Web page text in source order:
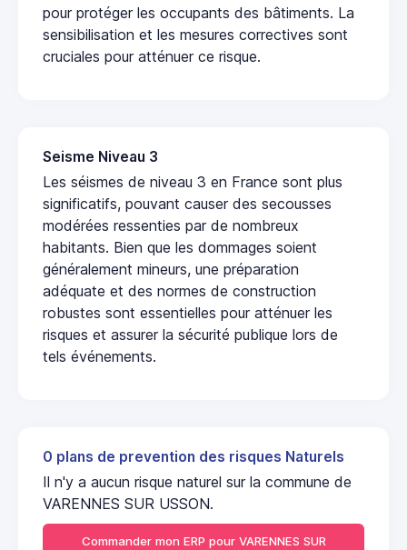
pour protéger les occupants des bâtiments. La
sensibilisation et les mesures correctives sont
cruciales pour atténuer ce risque.
Seisme Niveau 3
Les séismes de niveau 3 en France sont plus
significatifs, pouvant causer des secousses
modérées ressenties par de nombreux
habitants. Bien que les dommages soient
généralement mineurs, une préparation
adéquate et des normes de construction
robustes sont essentielles pour atténuer les
risques et assurer la sécurité publique lors de
tels événements.
0 plans de prevention des risques Naturels
Il n'y a aucun risque naturel sur la commune de
VARENNES SUR USSON.
Commander mon ERP pour VARENNES SUR